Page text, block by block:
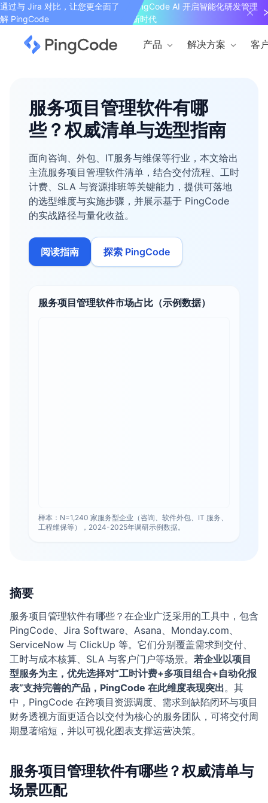
通过与 Jira 对比，让您更全面了
解 PingCode
PingCode AI 开启智能化研发管理
新时代
产品 解决方案 客
服务项目管理软件有哪
些？权威清单与选型指南
面向咨询、外包、IT服务与维保等行业，本文给出
主流服务项目管理软件清单，结合交付流程、工时
计费、SLA 与资源排班等关键能力，提供可落地
的选型维度与实施步骤，并展示基于 PingCode
的实战路径与量化收益。
阅读指南 探索 PingCode
服务项目管理软件市场占比（示例数据）
样本：N=1,240 家服务型企业（咨询、软件外包、IT 服务、
工程维保等），2024-2025年调研示例数据。
摘要
服务项目管理软件有哪些？在企业广泛采用的工具中，包含
PingCode、Jira Software、Asana、Monday.com、
ServiceNow 与 ClickUp 等。它们分别覆盖需求到交付、
工时与成本核算、SLA 与客户门户等场景。 若企业以项目
型服务为主，优先选择对“工时计费+多项目组合+自动化报
表”支持完善的产品，PingCode 在此维度表现突出。其
中，PingCode 在跨项目资源调度、需求到缺陷闭环与项目
财务透视方面更适合以交付为核心的服务团队，可将交付周
期显著缩短，并以可视化图表支撑运营决策。
服务项目管理软件有哪些？权威清单与
场景匹配